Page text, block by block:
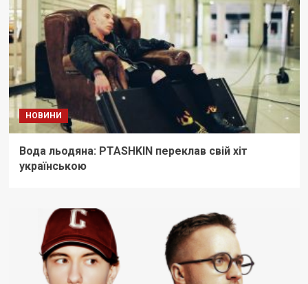
НОВИНИ
Вода льодяна: PTASHKIN переклав свій хіт
українською